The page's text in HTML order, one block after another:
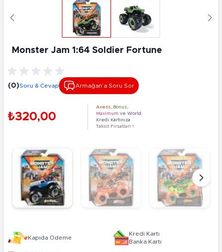
Monster Jam 1:64 Soldier Fortune
(0)Soru & Cevap Armağan’a Soru Sor
₺320,00
Axess Bonus
Maximum ve World
Kredi Kartınıza
Taksit Fırsatları !
Kapıda Ödeme
Kredi Kartı
Banka Kartı